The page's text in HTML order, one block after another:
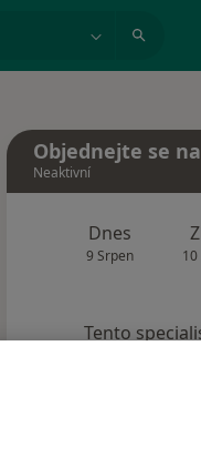
Objednejte se
Neaktivní
Dnes
9 Srpen
Tento